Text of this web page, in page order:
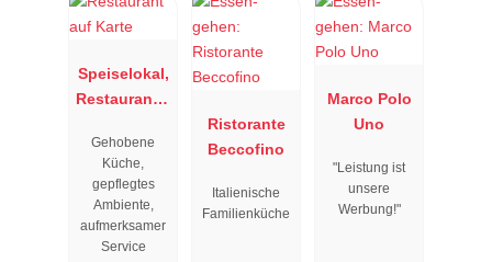
Speiselokal,
Restaurant "
"
Gehobene
Küche,
gepflegtes
Ambiente,
aufmerksamer
Service
Ristorante
Beccofino
Italienische
Familienküche
Marco Polo
Uno
"Leistung ist
unsere
Werbung!"